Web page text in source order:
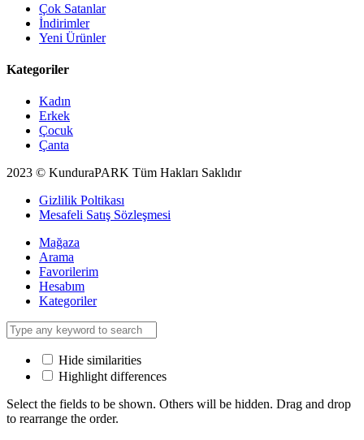
Çok Satanlar
İndirimler
Yeni Ürünler
Kategoriler
Kadın
Erkek
Çocuk
Çanta
2023 © KunduraPARK Tüm Hakları Saklıdır
Gizlilik Poltikası
Mesafeli Satış Sözleşmesi
Mağaza
Arama
Favorilerim
Hesabım
Kategoriler
Hide similarities
Highlight differences
Select the fields to be shown. Others will be hidden. Drag and drop
to rearrange the order.